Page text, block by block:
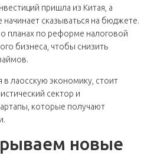
пришла из Китая, а
сказываться на бюджете.
планах по реформе налоговой
бизнеса, чтобы снизить
в лаосскую экономику, стоит
сектор и
которые получают
новые